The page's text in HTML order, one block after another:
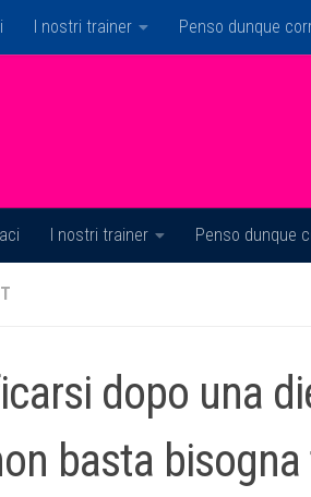
I nostri trainer Penso dunque
I nostri trainer Penso dunque
dopo una
basta